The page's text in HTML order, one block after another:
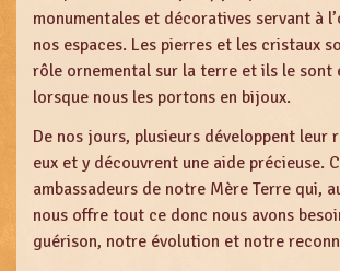
monumentales et décoratives servant à
nos espaces. Les pierres et les cristaux
rôle ornemental sur la terre et ils le sont
lorsque nous les portons en bijoux.
De nos jours, plusieurs développent leur
eux et y découvrent une aide précieuse.
ambassadeurs de notre Mère Terre qui,
nous offre tout ce donc nous avons
guérison, notre évolution et notre